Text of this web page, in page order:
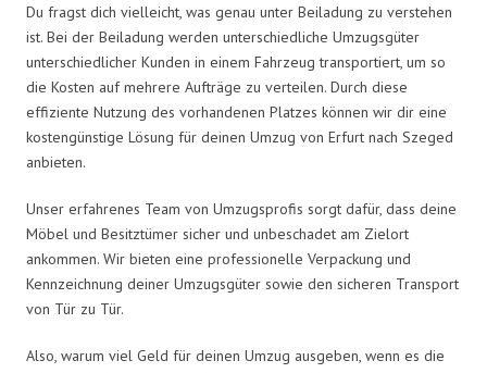
Du fragst dich vielleicht, was genau unter Beiladung zu verstehen
ist. Bei der Beiladung werden unterschiedliche Umzugsgüter
unterschiedlicher Kunden in einem Fahrzeug transportiert, um so
die Kosten auf mehrere Aufträge zu verteilen. Durch diese
effiziente Nutzung des vorhandenen Platzes können wir dir eine
kostengünstige Lösung für deinen Umzug von Erfurt nach Szeged
anbieten.
Unser erfahrenes Team von Umzugsprofis sorgt dafür, dass deine
Möbel und Besitztümer sicher und unbeschadet am Zielort
ankommen. Wir bieten eine professionelle Verpackung und
Kennzeichnung deiner Umzugsgüter sowie den sicheren Transport
von Tür zu Tür.
Also, warum viel Geld für deinen Umzug ausgeben, wenn es die